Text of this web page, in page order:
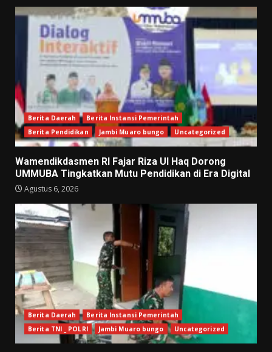
Berita Daerah
Berita Instansi Pemerintah
Berita Pendidikan
Jambi Muaro bungo Uncategorized
Wamendikdasmen RI Fajar Riza Ul Haq Dorong
UMMUBA Tingkatkan Mutu Pendidikan di Era Digital
Agustus 6, 2026
Berita Daerah
Berita Instansi Pemerintah
Berita TNI _ POLRI
Jambi Muaro bungo Uncategorized